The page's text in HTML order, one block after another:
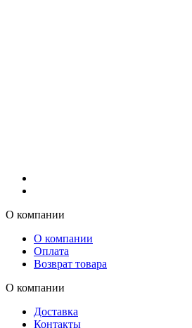
О компании
О компании
Оплата
Возврат товара
О компании
Доставка
Контакты